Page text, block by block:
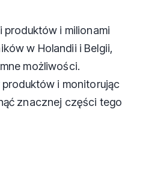
produktów i milionami
w Holandii i Belgii,
możliwości.
i monitorując
znacznej części tego